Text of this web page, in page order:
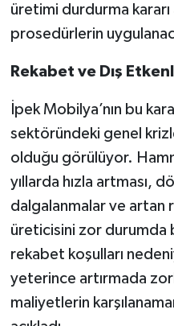
üretimi durdurma kararı
prosedürlerin
Rekabet ve Dış
İpek Mobilya’nın bu
sektöründeki genel
olduğu görülüyor.
yıllarda hızla artması,
dalgalanmalar ve
üreticisini zor durumda
rekabet koşulları
yeterince artırmada
maliyetlerin